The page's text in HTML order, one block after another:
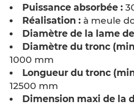
Puissance absorbée :
Réalisation : à meule
Diamètre de la lame
Diamètre du tronc
1000 mm
Longueur du tronc
12500 mm
Dimension maxi de la